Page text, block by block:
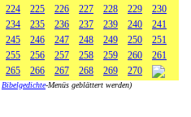
224 225 226 227 228 229
230
234 235 236 237 239 240
241
245 246 247 248 249 250
251
255 256 257 258 259 260
261
265 266 267 268 269 270
Bibelgedichte-Menüs geblättert werden)